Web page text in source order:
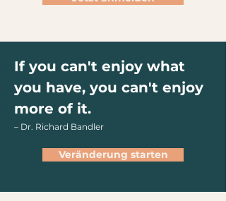
Ressourcen zuzugreifen.
If you can't enjoy what
you have, you can't enjoy
more of it.
– Dr. Richard Bandler
Veränderung starten